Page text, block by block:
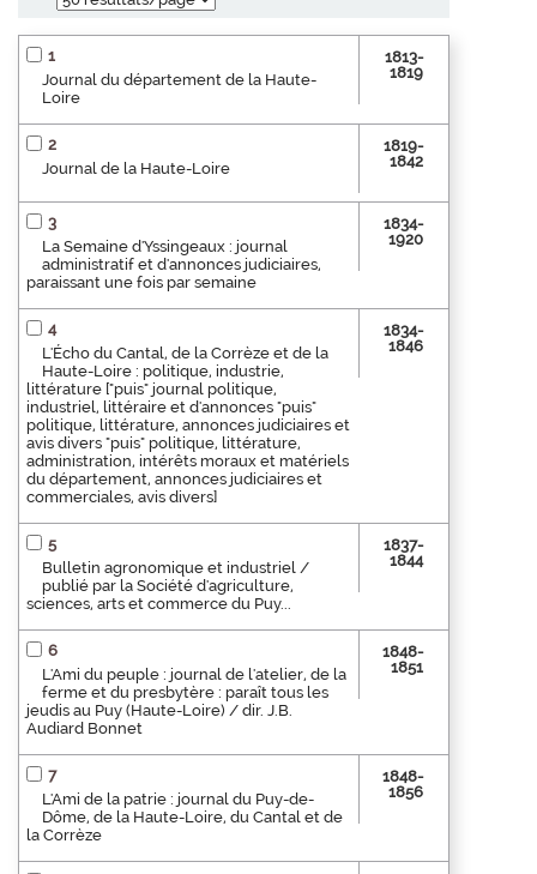
1
Journal du département de la Haute-
Loire
1813-
1819
2
Journal de la Haute-Loire
1819-
1842
3
La Semaine d'Yssingeaux : journal
administratif et d'annonces judiciaires,
paraissant une fois par semaine
1834-
1920
4
L'Écho du Cantal, de la Corrèze et de la
Haute-Loire : politique, industrie,
littérature ["puis" journal politique,
industriel, littéraire et d'annonces "puis"
politique, littérature, annonces judiciaires et
avis divers "puis" politique, littérature,
administration, intérêts moraux et matériels
du département, annonces judiciaires et
commerciales, avis divers]
1834-
1846
5
Bulletin agronomique et industriel /
publié par la Société d'agriculture,
sciences, arts et commerce du Puy...
1837-
1844
6
L'Ami du peuple : journal de l'atelier, de la
ferme et du presbytère : paraît tous les
jeudis au Puy (Haute-Loire) / dir. J.B.
Audiard Bonnet
1848-
1851
7
L'Ami de la patrie : journal du Puy-de-
Dôme, de la Haute-Loire, du Cantal et de
la Corrèze
1848-
1856